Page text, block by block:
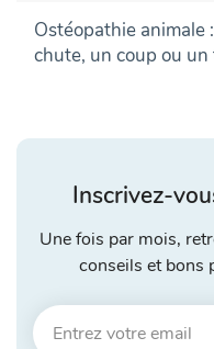
Ostéopathie animale
chute, un coup ou
Inscrivez-
Une fois par mois,
conseils et bons